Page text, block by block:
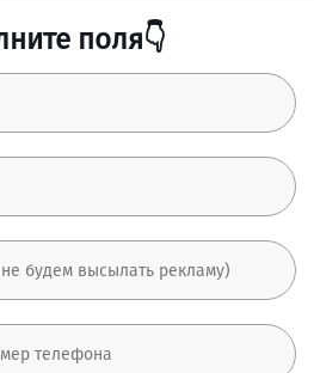
поля👇